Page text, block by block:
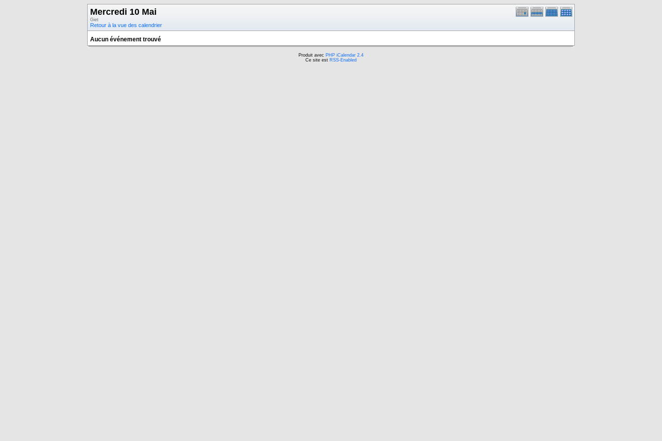
Mercredi 10 Mai
Giet
Retour à la vue des calendrier
Aucun événement trouvé
Produit avec PHP iCalendar 2.4
Ce site est RSS-Enabled